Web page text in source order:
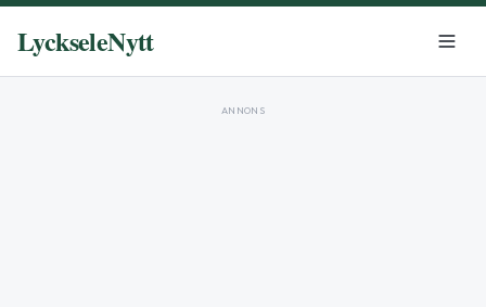
LyckseleNytt
ANNONS